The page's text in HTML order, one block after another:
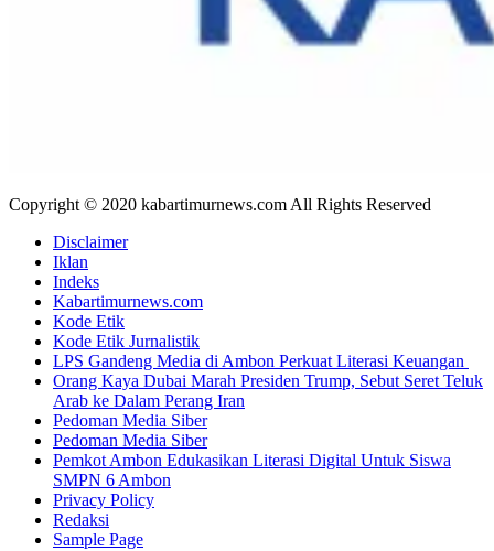
Copyright © 2020 kabartimurnews.com All Rights Reserved
Disclaimer
Iklan
Indeks
Kabartimurnews.com
Kode Etik
Kode Etik Jurnalistik
LPS Gandeng Media di Ambon Perkuat Literasi Keuangan
Orang Kaya Dubai Marah Presiden Trump, Sebut Seret Teluk
Arab ke Dalam Perang Iran
Pedoman Media Siber
Pedoman Media Siber
Pemkot Ambon Edukasikan Literasi Digital Untuk Siswa
SMPN 6 Ambon
Privacy Policy
Redaksi
Sample Page